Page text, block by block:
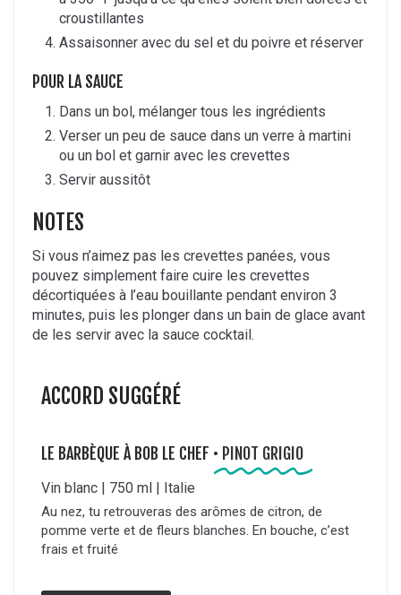
croustillantes
Assaisonner avec du sel et du poivre et réserver
POUR LA SAUCE
Dans un bol, mélanger tous les ingrédients
Verser un peu de sauce dans un verre à martini
ou un bol et garnir avec les crevettes
Servir aussitôt
NOTES
Si vous n’aimez pas les crevettes panées, vous
pouvez simplement faire cuire les crevettes
décortiquées à l’eau bouillante pendant environ 3
minutes, puis les plonger dans un bain de glace avant
de les servir avec la sauce cocktail.
ACCORD SUGGÉRÉ
LE BARBÈQUE À BOB LE CHEF • PINOT GRIGIO
Vin blanc | 750 ml | Italie
Au nez, tu retrouveras des arômes de citron, de
pomme verte et de fleurs blanches. En bouche, c’est
frais et fruité